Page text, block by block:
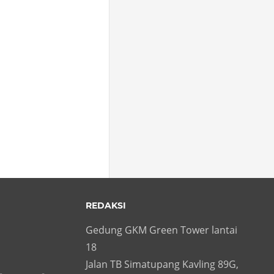
REDAKSI
Gedung GKM Green Tower lantai
18
Jalan TB Simatupang Kavling 89G,